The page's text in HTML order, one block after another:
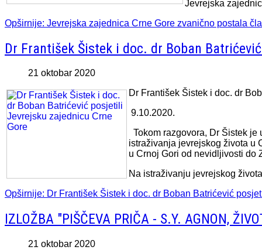
Jevrejska
Opširnije: Jevrejska zajednica Crne Gore zvanično postala
Dr František Šistek i doc. dr Boban
21 oktobar 2020
Dr František Šistek i doc. dr
9.10.2020.
Tokom razgovora, Dr Šistek
istraživanja jevrejskog života u
u Crnoj Gori od nevidljivosti do
Na istraživanju jevrejskog
Opširnije: Dr František Šistek i doc. dr Boban Batrićević
IZLOŽBA "PIŠČEVA PRIČA - S.Y. AGNON,
21 oktobar 2020